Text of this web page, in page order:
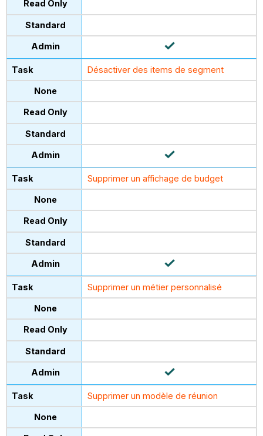
Désactiver des items de segment
Supprimer un affichage de budget
Supprimer un métier personnalisé
Supprimer un modèle de réunion